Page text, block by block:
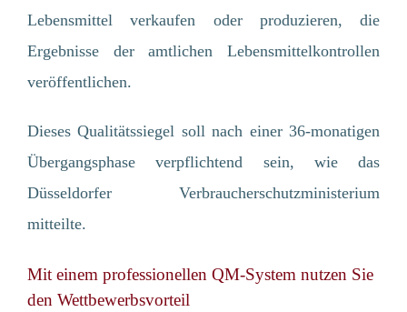
Lebensmittel verkaufen oder produzieren, die
Ergebnisse der amtlichen Lebensmittelkontrollen
veröffentlichen.
Dieses Qualitätssiegel soll nach einer 36-monatigen
Übergangsphase verpflichtend sein, wie das
Düsseldorfer Verbraucherschutzministerium
mitteilte.
Mit einem professionellen QM-System nutzen Sie
den Wettbewerbsvorteil